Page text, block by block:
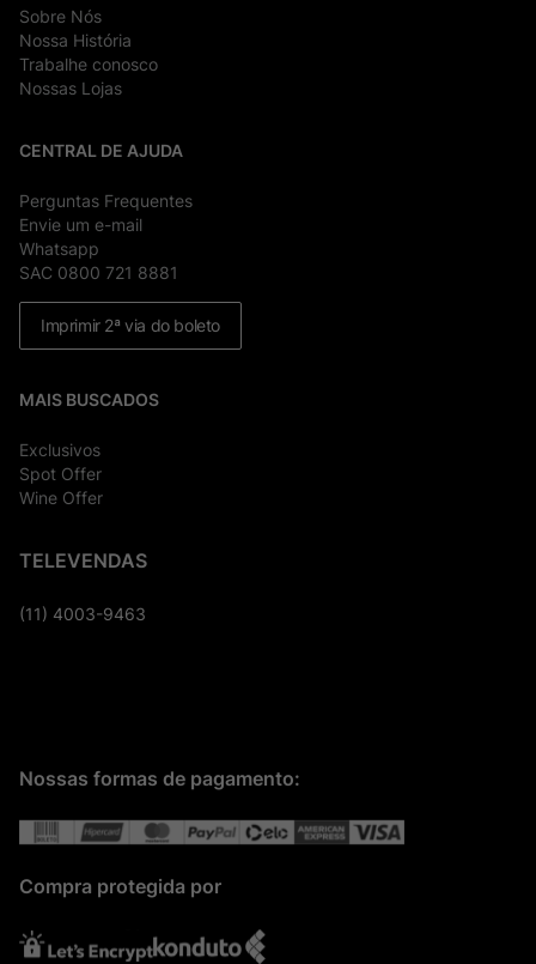
Sobre Nós
Nossa História
Trabalhe conosco
Nossas Lojas
CENTRAL DE AJUDA
Perguntas Frequentes
Envie um e-mail
Whatsapp
SAC 0800 721 8881
Imprimir 2ª via do boleto
MAIS BUSCADOS
Exclusivos
Spot Offer
Wine Offer
TELEVENDAS
(11) 4003-9463
Nossas formas de pagamento:
Compra protegida por